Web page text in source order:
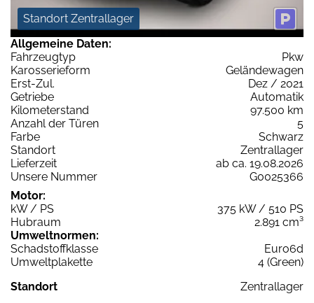
Standort Zentrallager
Allgemeine Daten:
Fahrzeugtyp
Pkw
Karosserieform
Geländewagen
Erst-Zul.
Dez / 2021
Getriebe
Automatik
Kilometerstand
97.500 km
Anzahl der Türen
5
Farbe
Schwarz
Standort
Zentrallager
Lieferzeit
ab ca. 19.08.2026
Unsere Nummer
G0025366
Motor:
kW / PS
375 kW / 510 PS
Hubraum
2.891 cm³
Umweltnormen:
Schadstoffklasse
Euro6d
Umweltplakette
4 (Green)
Standort
Zentrallager